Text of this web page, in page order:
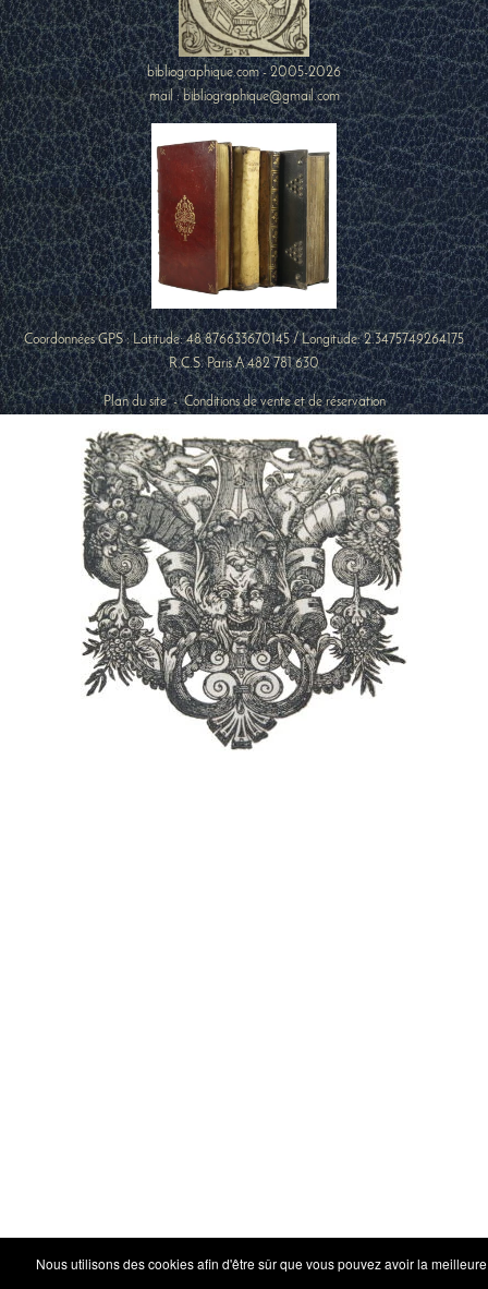
bibliographique.com - 2005-2026
mail : bibliographique@gmail.com
Coordonnées GPS : Latitude:48.876633670145/ Longitude:2.3475749264175
R.C.S. Paris A 482 781 630
Plan du site-Conditions de vente et de réservation
Nous utilisons des cookies afin d'être sûr que vous pouvez avoir la meilleure